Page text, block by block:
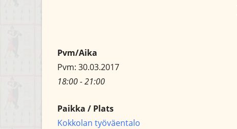
Pvm/Aika
Pvm: 30.03.2017
18:00 - 21:00
Paikka / Plats
Kokkolan työväentalo